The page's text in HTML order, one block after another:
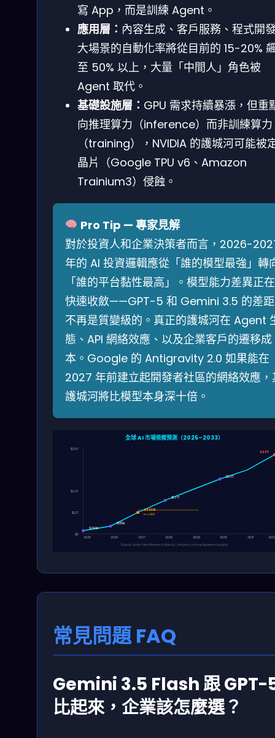
寫 App，而是訓練 Agent。
應用層： 內容生成、客戶服務、程式開
大場景的自動化率將從目前的 15-20%
至 50% 以上，大量「中間人」角色被
Agent 取代。
基礎設施層： GPU 需求持續暴漲，但重
向推理算力（inference）而非訓練算力
（training），NVIDIA 的護城河可能被
晶片（Google TPU v6、Amazon
Trainium3）侵蝕。
Pro Tip — 專家見解
對於投資人和企業決策者而言，2026-
年的 AI 投資邏輯應從「誰的模型最強」轉
「誰的平台黏性最高」。模型能力差異正在
快速收斂——GPT-5 和 Gemini 3.5 的差距
不再是質變級的。真正的護城河在 Agent
態、API 網絡效應、以及企業客戶的遷移成
本。Google 的 Antigravity 2.0 如果能在
2027 年前建立起開發者社區的網絡效應，
護城河將比模型本身深十倍。
全球 AI 市場規模預測（2025–2033）
2025 2026 2027 2028 2029 2030 2031
$3.5T
$0
$1.2T
$2.3T
$390B
$515B
$990B
Bain預測
$1.27T
$2.0T
$3.5T
Source: Grand View Research, Bain & Company, Fortune Business Insights
常見問題 FAQ
Gemini 3.5 Flash 跟 GPT-
比起來，企業該怎麼選？